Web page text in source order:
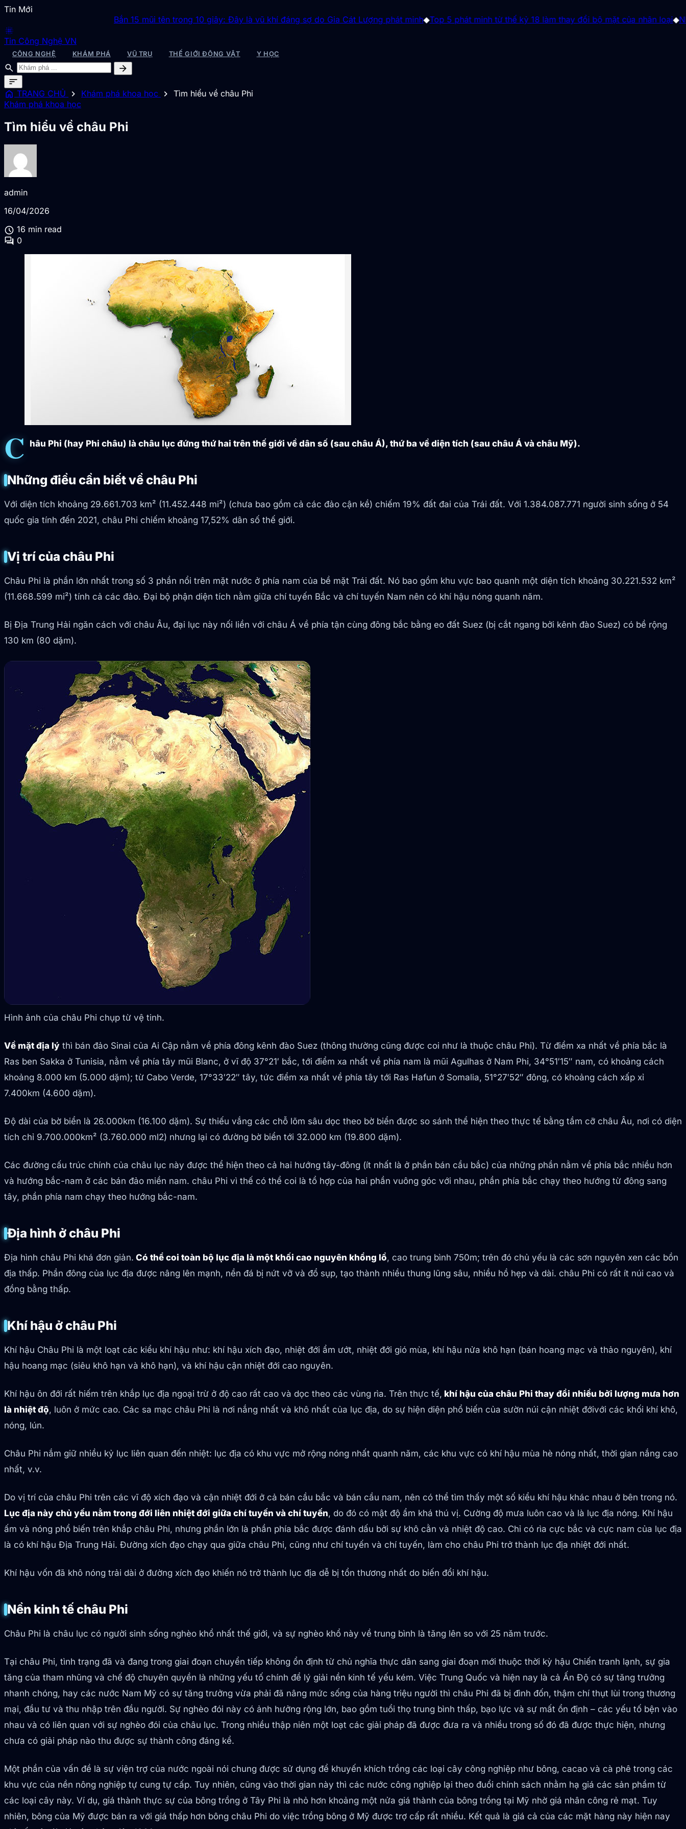
Tin Mới
Bắn 15 mũi tên trong 10 giây: Đây là vũ khí đáng sợ do Gia Cát Lượng phát minh ◆Top 5 phát minh từ thế kỷ 18 làm thay đổi bộ mặt của nhân loại ◆Những "ác
blur_on
Tin Công Nghệ VN
CÔNG NGHỆ KHÁM PHÁ VŨ TRỤ THẾ GIỚI ĐỘNG VẬT Y HỌC
search
arrow_forward
sort
home TRANG CHỦ chevron_right Khám phá khoa học chevron_right Tìm hiểu về châu Phi
Khám phá khoa học
Tìm hiểu về châu Phi
admin
16/04/2026
schedule 16 min read
forum 0
C hâu Phi (hay Phi châu) là châu lục đứng thứ hai trên thế giới về dân số (sau châu Á), thứ ba về diện tích (sau châu Á và châu Mỹ).
Những điều cần biết về châu Phi
Với diện tích khoảng 29.661.703 km² (11.452.448 mi²) (chưa bao gồm cả các đảo cận kề) chiếm 19% đất đai của Trái đất. Với 1.384.087.771 người sinh sống ở 54
quốc gia tính đến 2021, châu Phi chiếm khoảng 17,52% dân số thế giới.
Vị trí của châu Phi
Châu Phi là phần lớn nhất trong số 3 phần nổi trên mặt nước ở phía nam của bề mặt Trái đất. Nó bao gồm khu vực bao quanh một diện tích khoảng 30.221.532 km²
(11.668.599 mi²) tính cả các đảo. Đại bộ phận diện tích nằm giữa chí tuyến Bắc và chí tuyến Nam nên có khí hậu nóng quanh năm.
Bị Địa Trung Hải ngăn cách với châu Âu, đại lục này nối liền với châu Á về phía tận cùng đông bắc bằng eo đất Suez (bị cắt ngang bởi kênh đào Suez) có bề rộng
130 km (80 dặm).
Hình ảnh của châu Phi chụp từ vệ tinh.
Về mặt địa lý thì bán đảo Sinai của Ai Cập nằm về phía đông kênh đào Suez (thông thường cũng được coi như là thuộc châu Phi). Từ điểm xa nhất về phía bắc là
Ras ben Sakka ở Tunisia, nằm về phía tây mũi Blanc, ở vĩ độ 37°21′ bắc, tới điểm xa nhất về phía nam là mũi Agulhas ở Nam Phi, 34°51′15″ nam, có khoảng cách
khoảng 8.000 km (5.000 dặm); từ Cabo Verde, 17°33′22″ tây, tức điểm xa nhất về phía tây tới Ras Hafun ở Somalia, 51°27′52″ đông, có khoảng cách xấp xỉ
7.400km (4.600 dặm).
Độ dài của bờ biển là 26.000km (16.100 dặm). Sự thiếu vắng các chỗ lõm sâu dọc theo bờ biển được so sánh thể hiện theo thực tế bằng tầm cỡ châu Âu, nơi có diện
tích chỉ 9.700.000km² (3.760.000 ml2) nhưng lại có đường bờ biển tới 32.000 km (19.800 dặm).
Các đường cấu trúc chính của châu lục này được thể hiện theo cả hai hướng tây-đông (ít nhất là ở phần bán cầu bắc) của những phần nằm về phía bắc nhiều hơn
và hướng bắc-nam ở các bán đảo miền nam. châu Phi vì thế có thể coi là tổ hợp của hai phần vuông góc với nhau, phần phía bắc chạy theo hướng từ đông sang
tây, phần phía nam chạy theo hướng bắc-nam.
Địa hình ở châu Phi
Địa hình châu Phi khá đơn giản. Có thể coi toàn bộ lục địa là một khối cao nguyên khổng lồ, cao trung bình 750m; trên đó chủ yếu là các sơn nguyên xen các bồn
địa thấp. Phần đông của lục địa được nâng lên mạnh, nền đá bị nứt vỡ và đổ sụp, tạo thành nhiều thung lũng sâu, nhiều hồ hẹp và dài. châu Phi có rất ít núi cao và
đồng bằng thấp.
Khí hậu ở châu Phi
Khí hậu Châu Phi là một loạt các kiểu khí hậu như: khí hậu xích đạo, nhiệt đới ẩm ướt, nhiệt đới gió mùa, khí hậu nửa khô hạn (bán hoang mạc và thảo nguyên), khí
hậu hoang mạc (siêu khô hạn và khô hạn), và khí hậu cận nhiệt đới cao nguyên.
Khí hậu ôn đới rất hiếm trên khắp lục địa ngoại trừ ở độ cao rất cao và dọc theo các vùng rìa. Trên thực tế, khí hậu của châu Phi thay đổi nhiều bởi lượng mưa hơn
là nhiệt độ, luôn ở mức cao. Các sa mạc châu Phi là nơi nắng nhất và khô nhất của lục địa, do sự hiện diện phổ biến của sườn núi cận nhiệt đớivới các khối khí khô,
nóng, lún.
Châu Phi nắm giữ nhiều kỷ lục liên quan đến nhiệt: lục địa có khu vực mở rộng nóng nhất quanh năm, các khu vực có khí hậu mùa hè nóng nhất, thời gian nắng cao
nhất, v.v.
Do vị trí của châu Phi trên các vĩ độ xích đạo và cận nhiệt đới ở cả bán cầu bắc và bán cầu nam, nên có thể tìm thấy một số kiểu khí hậu khác nhau ở bên trong nó.
Lục địa này chủ yếu nằm trong đới liên nhiệt đới giữa chí tuyến và chí tuyến, do đó có mật độ ẩm khá thú vị. Cường độ mưa luôn cao và là lục địa nóng. Khí hậu
ấm và nóng phổ biến trên khắp châu Phi, nhưng phần lớn là phần phía bắc được đánh dấu bởi sự khô cằn và nhiệt độ cao. Chỉ có rìa cực bắc và cực nam của lục địa
là có khí hậu Địa Trung Hải. Đường xích đạo chạy qua giữa châu Phi, cũng như chí tuyến và chí tuyến, làm cho châu Phi trở thành lục địa nhiệt đới nhất.
Khí hậu vốn đã khô nóng trải dài ở đường xích đạo khiến nó trở thành lục địa dễ bị tổn thương nhất do biến đổi khí hậu.
Nền kinh tế châu Phi
Châu Phi là châu lục có người sinh sống nghèo khổ nhất thế giới, và sự nghèo khổ này về trung bình là tăng lên so với 25 năm trước.
Tại châu Phi, tình trạng đã và đang trong giai đoạn chuyển tiếp không ổn định từ chủ nghĩa thực dân sang giai đoạn mới thuộc thời kỳ hậu Chiến tranh lạnh, sự gia
tăng của tham nhũng và chế độ chuyên quyền là những yếu tố chính để lý giải nền kinh tế yếu kém. Việc Trung Quốc và hiện nay là cả Ấn Độ có sự tăng trưởng
nhanh chóng, hay các nước Nam Mỹ có sự tăng trưởng vừa phải đã nâng mức sống của hàng triệu người thì châu Phi đã bị đình đốn, thậm chí thụt lùi trong thương
mại, đầu tư và thu nhập trên đầu người. Sự nghèo đói này có ảnh hưởng rộng lớn, bao gồm tuổi thọ trung bình thấp, bạo lực và sự mất ổn định – các yếu tố bện vào
nhau và có liên quan với sự nghèo đói của châu lục. Trong nhiều thập niên một loạt các giải pháp đã được đưa ra và nhiều trong số đó đã được thực hiện, nhưng
chưa có giải pháp nào thu được sự thành công đáng kể.
Một phần của vấn đề là sự viện trợ của nước ngoài nói chung được sử dụng để khuyến khích trồng các loại cây công nghiệp như bông, cacao và cà phê trong các
khu vực của nền nông nghiệp tự cung tự cấp. Tuy nhiên, cũng vào thời gian này thì các nước công nghiệp lại theo đuổi chính sách nhằm hạ giá các sản phẩm từ
các loại cây này. Ví dụ, giá thành thực sự của bông trồng ở Tây Phi là nhỏ hơn khoảng một nửa giá thành của bông trồng tại Mỹ nhờ giá nhân công rẻ mạt. Tuy
nhiên, bông của Mỹ được bán ra với giá thấp hơn bông châu Phi do việc trồng bông ở Mỹ được trợ cấp rất nhiều. Kết quả là giá cả của các mặt hàng này hiện nay